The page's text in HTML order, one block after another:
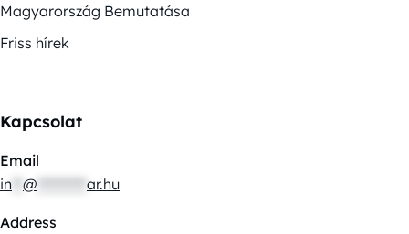
Magyarország Bemutatása
Friss hírek
Kapcsolat
Email
in @ ar.hu
Address